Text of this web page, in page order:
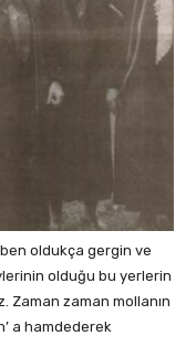
oldukça gergin ve
olduğu bu yerlerin
Zaman zaman mollanın
a hamdederek